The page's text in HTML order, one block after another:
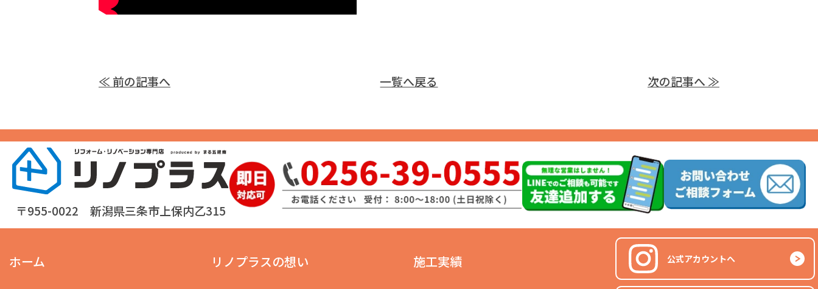
≪ 前の記事へ 一覧へ戻る 次の記事へ ≫
〒955-0022 新潟県三条市上保内乙315
ホーム リノプラスの想い 施工実績 公式アカウントへ